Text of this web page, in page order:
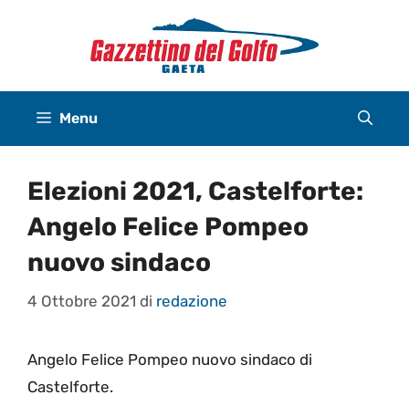
Menu
Elezioni 2021, Castelforte:
Angelo Felice Pompeo
nuovo sindaco
4 Ottobre 2021 di redazione
Angelo Felice Pompeo nuovo sindaco di
Castelforte.